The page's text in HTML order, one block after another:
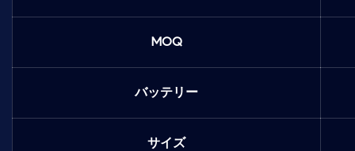
MOQ
バッテリー
サイズ